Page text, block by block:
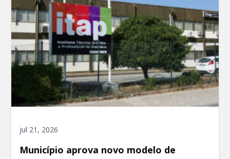
jul 21, 2026
Município aprova novo modelo de